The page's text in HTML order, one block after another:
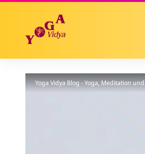
Yoga Vidya Blog - Yoga, Meditation